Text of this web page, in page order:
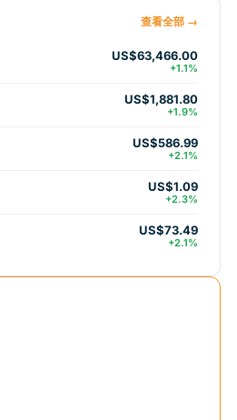
查看全部 →
US$63,466.00
+1.1%
US$1,881.80
+1.9%
US$586.99
+2.1%
US$1.09
+2.3%
US$73.49
+2.1%